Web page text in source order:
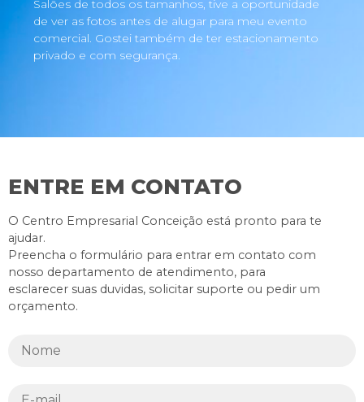
Salões de todos os tamanhos, tive a oportunidade
de ver as fotos antes de alugar para meu evento
comercial. Gostei também de ter estacionamento
privado e com segurança.
ENTRE EM CONTATO
O Centro Empresarial Conceição está pronto para te
ajudar.
Preencha o formulário para entrar em contato com
nosso departamento de atendimento, para
esclarecer suas duvidas, solicitar suporte ou pedir um
orçamento.